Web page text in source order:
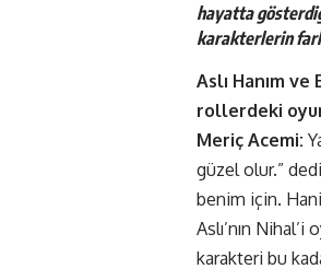
hayatta
karakterlerin
Aslı Hanım
rollerdeki
Meriç Acemi:
güzel olur.”
benim için.
Aslı’nın
karakteri bu